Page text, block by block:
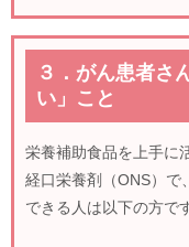
３．がん患者さ
い」こと
栄養補助食品を上手に
経口栄養剤（ONS）で
できる人は以下の方で